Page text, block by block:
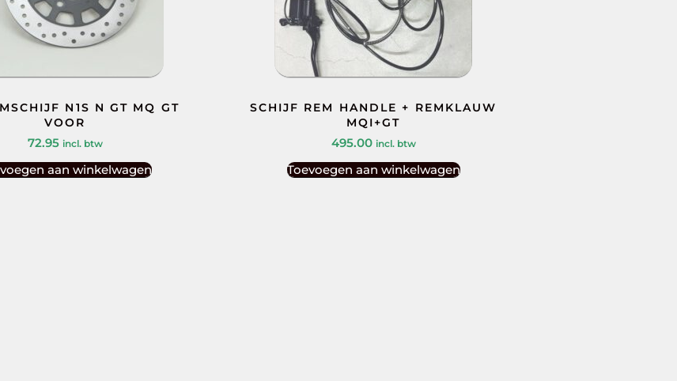
N1S N GT MQ GT
VOOR
72.95 incl. btw
aan winkelwagen
SCHIJF REM HANDLE + REMKLAUW
MQI+GT
495.00 incl. btw
Toevoegen aan winkelwagen